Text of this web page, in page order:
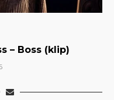
– Boss (klip)